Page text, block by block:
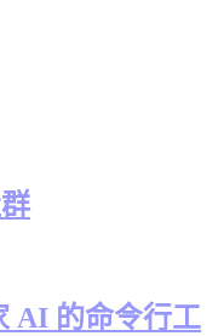
AI 的命令行工